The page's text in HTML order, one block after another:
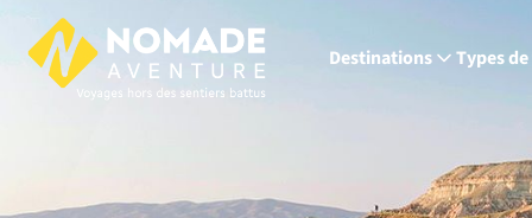
Destinations Types